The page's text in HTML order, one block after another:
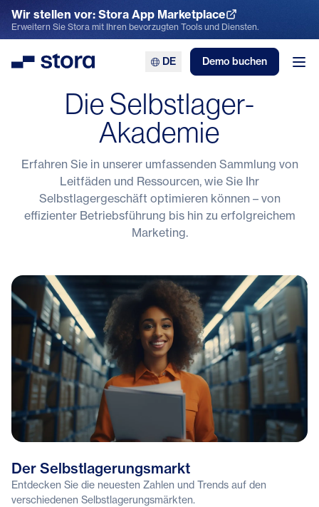
Wir stellen vor: Stora App Marketplace
App Marketplace entdecken
Erweitern Sie Stora mit Ihren bevorzugten Tools und Diensten.
Stora DE Demo buchen
Die Selbstlager-
Akademie
Erfahren Sie in unserer umfassenden Sammlung von
Leitfäden und Ressourcen, wie Sie Ihr
Selbstlagergeschäft optimieren können – von
effizienter Betriebsführung bis hin zu erfolgreichem
Marketing.
Der Selbstlagerungsmarkt
Entdecken Sie die neuesten Zahlen und Trends auf den
verschiedenen Selbstlagerungsmärkten.